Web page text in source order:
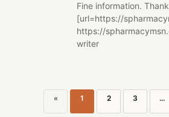
Fine information.
[url=https://
https://
writer
« 1 2 3 ...